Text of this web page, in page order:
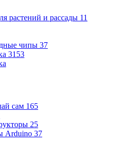
растений и рассады 11
чипы 37
3153
сам 165
25
Arduino 37